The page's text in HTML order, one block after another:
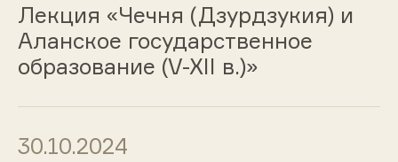
Лекция «Чечня (Дзурдзукия) и
Аланское государственное
образование (V-XII в.)»
30.10.2024